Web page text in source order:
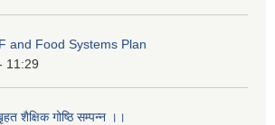
and Food Systems Plan
11:29
शैक्षिक गोष्ठि सम्पन्न ।।